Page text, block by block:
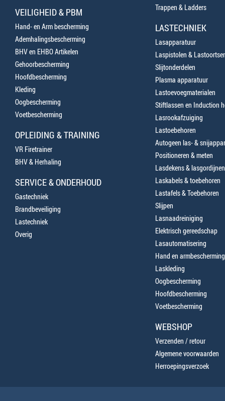
VEILIGHEID & PBM
Hand- en Arm bescherming
Ademhalingsbescherming
BHV en EHBO Artikelen
Gehoorbescherming
Hoofdbescherming
Kleding
Oogbescherming
Voetbescherming
OPLEIDING & TRAINING
VR Firetrainer
BHV & Herhaling
SERVICE & ONDERHOUD
Gastechniek
Brandbeveiliging
Lastechniek
Overig
Trappen & Ladders
LASTECHNIEK
Lasapparatuur
Laspistolen &
Slijtonderdelen
Plasma apparatuur
Lastoevoegmaterialen
Stiftlassen en Induction
Lasrookafzuiging
Lastoebehoren
Autogeen las- &
Positioneren & meten
Lasdekens & lasgordijnen
Laskabels & toebehoren
Lastafels & Toebehoren
Slijpen
Lasnaadreiniging
Elektrisch gereedschap
Lasautomatisering
Hand en armbescherming
Laskleding
Oogbescherming
Hoofdbescherming
Voetbescherming
WEBSHOP
Verzenden / retour
Algemene voorwaarden
Herroepingsverzoek